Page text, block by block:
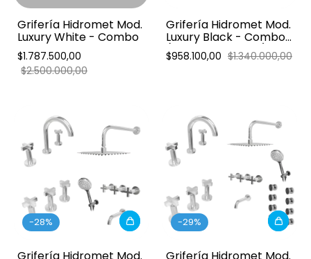
Grifería Hidromet Mod.
Luxury White - Combo
$1.787.500,00
$2.500.000,00
Grifería Hidromet Mod.
Luxury Black - Combo
(Ducha sin transf.)
$958.100,00 $1.340.000,00
-28% -29%